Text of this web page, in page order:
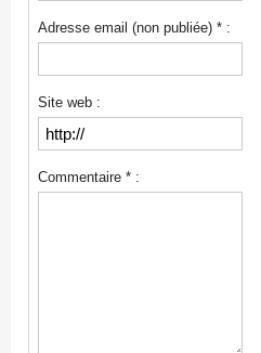
Adresse email (non publiée) * :
Site web :
Commentaire * :